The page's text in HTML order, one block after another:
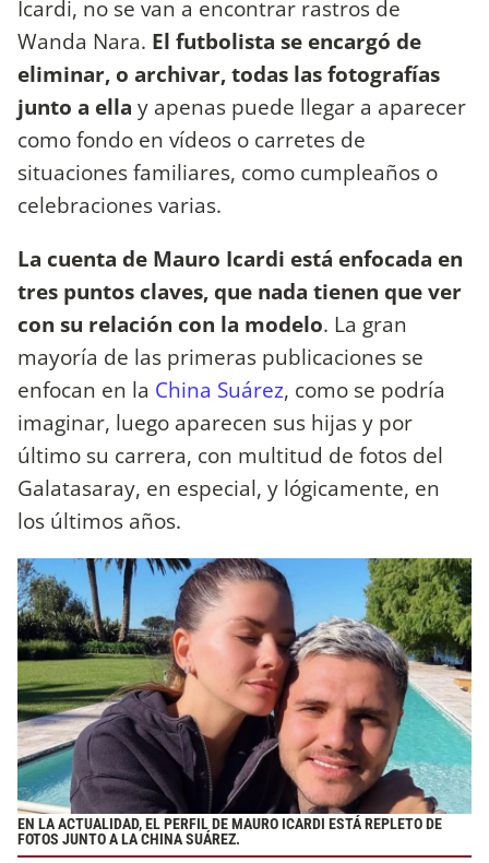
Icardi, no se van a encontrar rastros de
Wanda Nara. El futbolista se encargó de
eliminar, o archivar, todas las fotografías
junto a ella y apenas puede llegar a aparecer
como fondo en vídeos o carretes de
situaciones familiares, como cumpleaños o
celebraciones varias.
La cuenta de Mauro Icardi está enfocada en
tres puntos claves, que nada tienen que ver
con su relación con la modelo. La gran
mayoría de las primeras publicaciones se
enfocan en la China Suárez, como se podría
imaginar, luego aparecen sus hijas y por
último su carrera, con multitud de fotos del
Galatasaray, en especial, y lógicamente, en
los últimos años.
EN LA ACTUALIDAD, EL PERFIL DE MAURO ICARDI ESTÁ REPLETO DE
FOTOS JUNTO A LA CHINA SUÁREZ.